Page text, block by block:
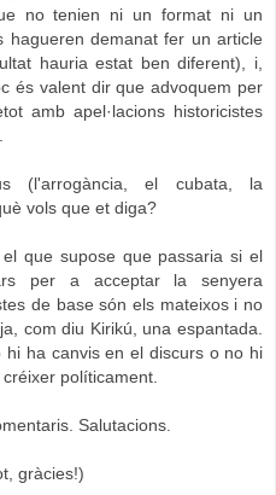
no tenien ni un format ni un
hagueren demanat fer un article
hauria estat ben diferent), i,
és valent dir que advoquem per
amb apel·lacions historicistes
(l'arrogància, el cubata, la
vols que et diga?
que supose que passaria si el
per a acceptar la senyera
de base són els mateixos i no
com diu Kirikú, una espantada.
hi ha canvis en el discurs o no hi
políticament.
Salutacions.
gràcies!)